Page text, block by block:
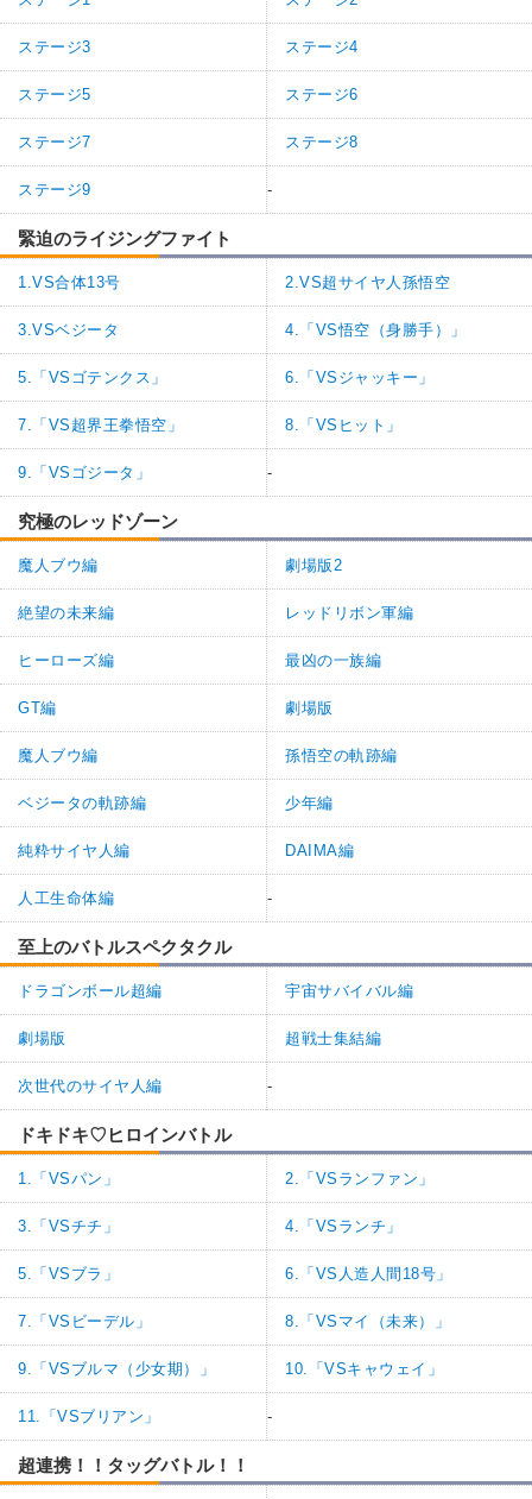
ステージ3 ステージ4
ステージ5 ステージ6
ステージ7 ステージ8
ステージ9 -
緊迫のライジングファイト
1.VS合体13号 2.VS超サイヤ人孫悟空
3.VSベジータ 4.「VS悟空（身勝手）」
5.「VSゴテンクス」 6.「VSジャッキー」
7.「VS超界王拳悟空」 8.「VSヒット」
9.「VSゴジータ」 -
究極のレッドゾーン
魔人ブウ編 劇場版2
絶望の未来編 レッドリボン軍編
ヒーローズ編 最凶の一族編
GT編 劇場版
魔人ブウ編 孫悟空の軌跡編
ベジータの軌跡編 少年編
純粋サイヤ人編 DAIMA編
人工生命体編 -
至上のバトルスペクタクル
ドラゴンボール超編 宇宙サバイバル編
劇場版 超戦士集結編
次世代のサイヤ人編 -
ドキドキ♡ヒロインバトル
1.「VSパン」 2.「VSランファン」
3.「VSチチ」 4.「VSランチ」
5.「VSブラ」 6.「VS人造人間18号」
7.「VSビーデル」 8.「VSマイ（未来）」
9.「VSブルマ（少女期）」 10.「VSキャウェイ」
11.「VSブリアン」 -
超連携！！タッグバトル！！